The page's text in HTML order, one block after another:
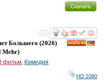
Скачать
смотреть
Большего (2026)
Mehr)
фильм Комедия
HD 1080